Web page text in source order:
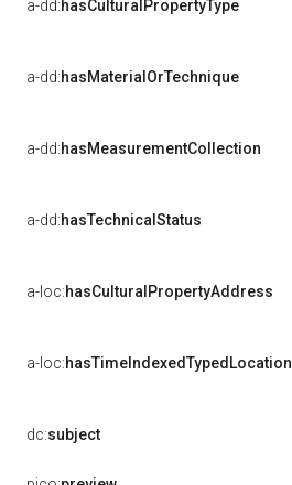
a-dd:hasCulturalPropertyType
a-dd:hasMaterialOrTechnique
a-dd:hasMeasurementCollection
a-dd:hasTechnicalStatus
a-loc:hasCulturalPropertyAddress
a-loc:hasTimeIndexedTypedLocation
dc:subject